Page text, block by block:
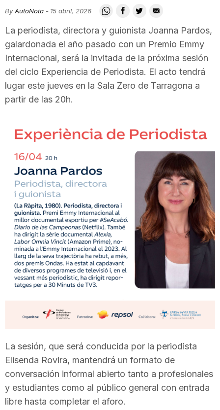
i
u
a
t
d
e
T
a
a
g
By AutoNota - 15 abril, 2026
La periodista, directora y guionista Joanna Pardos,
galardonada el año pasado con un Premio Emmy
Internacional, será la invitada de la próxima sesión
del ciclo Experiencia de Periodista. El acto tendrá
lugar este jueves en la Sala Zero de Tarragona a
partir de las 20h.
La sesión, que será conducida por la periodista
Elisenda Rovira, mantendrá un formato de
conversación informal abierto tanto a profesionales
y estudiantes como al público general con entrada
libre hasta completar el aforo.